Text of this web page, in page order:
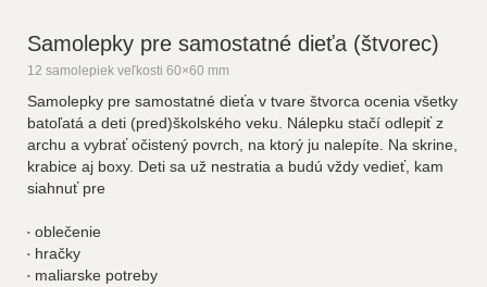
Samolepky pre samostatné dieťa (štvorec)
12 samolepiek veľkosti 60×60 mm
Samolepky pre samostatné dieťa v tvare štvorca ocenia všetky
batoľatá a deti (pred)školského veku. Nálepku stačí odlepiť z
archu a vybrať očistený povrch, na ktorý ju nalepíte. Na skrine,
krabice aj boxy. Deti sa už nestratia a budú vždy vedieť, kam
siahnuť pre
oblečenie
hračky
maliarske potreby